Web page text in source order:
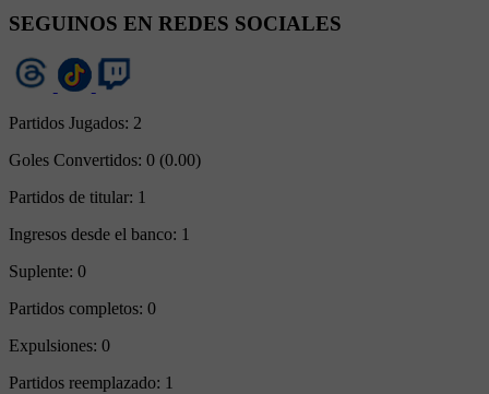
SEGUINOS EN REDES SOCIALES
Partidos Jugados: 2
Goles Convertidos: 0 (0.00)
Partidos de titular: 1
Ingresos desde el banco: 1
Suplente: 0
Partidos completos: 0
Expulsiones: 0
Partidos reemplazado: 1